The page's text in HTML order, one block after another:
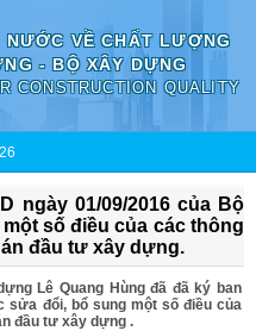
VỀ CHẤT LƯỢNG
- BỘ XÂY DỰNG
CONSTRUCTION QUALITY
ngày 01/09/2016 của Bộ
số điều của các thông
đầu tư xây dựng.
Lê Quang Hùng đã đã ký ban
sửa đổi, bổ sung một số điều của
đầu tư xây dựng .